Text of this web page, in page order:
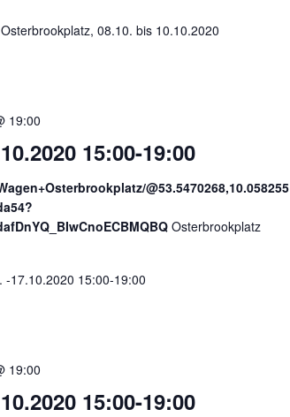
08.10. bis 10.10.2020
15:00-19:00
19:00
@53.5470268,10.058255
Osterbrookplatz
-17.10.2020 15:00-19:00
15:00-19:00
19:00